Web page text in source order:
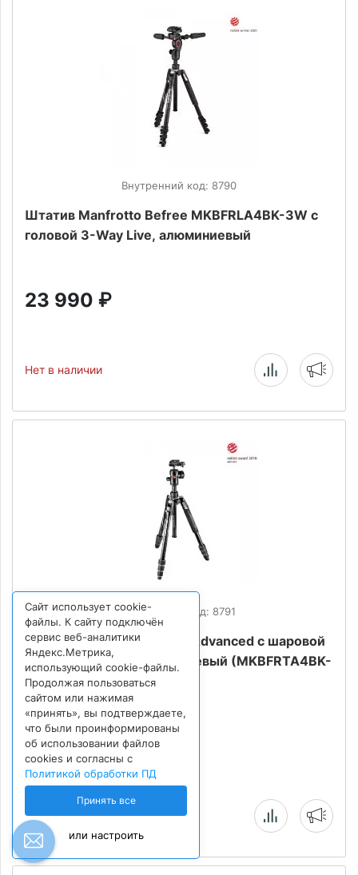
Внутренний код: 8790
Штатив Manfrotto Befree MKBFRLA4BK-3W с
головой 3-Way Live, алюминиевый
23 990 ₽
Нет в наличии
Внутренний код: 8791
Штатив Manfrotto Befree Advanced с шаровой
головой MH494, алюминиевый (MKBFRTA4BK-
BH)
15 990₽
Нет в наличии
Сайт использует cookie-
файлы. К сайту подключён
сервис веб-аналитики
Яндекс.Метрика,
использующий cookie-файлы.
Продолжая пользоваться
сайтом или нажимая
«принять», вы подтверждаете,
что были проинформированы
об использовании файлов
cookies и согласны с
Политикой обработки ПД
Принять все
или настроить